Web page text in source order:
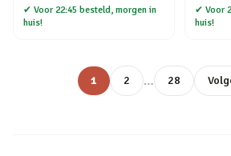
✔ Voor 22:45 besteld, morgen in
huis!
✔ Voor
huis!
1 2 … 28